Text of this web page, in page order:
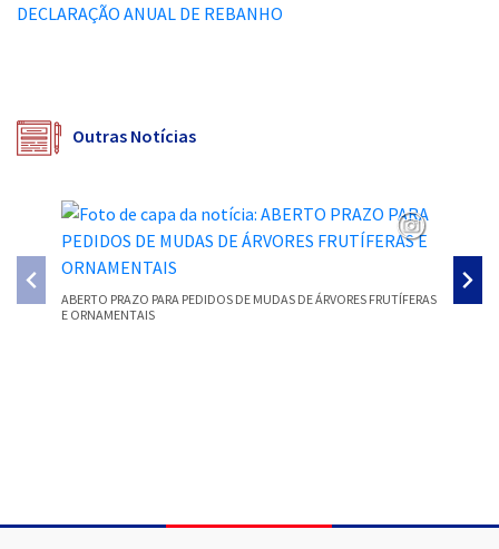
Outras Notícias
ABERTO PRAZO PARA PEDIDOS DE MUDAS DE ÁRVORES FRUTÍFERAS
E ORNAMENTAIS